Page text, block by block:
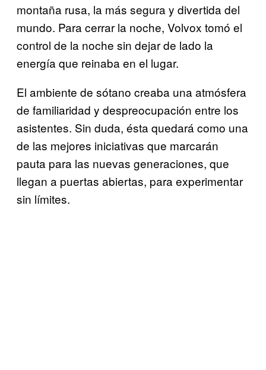
montaña rusa, la más segura y divertida del
mundo. Para cerrar la noche, Volvox tomó el
control de la noche sin dejar de lado la
energía que reinaba en el lugar.
El ambiente de sótano creaba una atmósfera
de familiaridad y despreocupación entre los
asistentes. Sin duda, ésta quedará como una
de las mejores iniciativas que marcarán
pauta para las nuevas generaciones, que
llegan a puertas abiertas, para experimentar
sin límites.